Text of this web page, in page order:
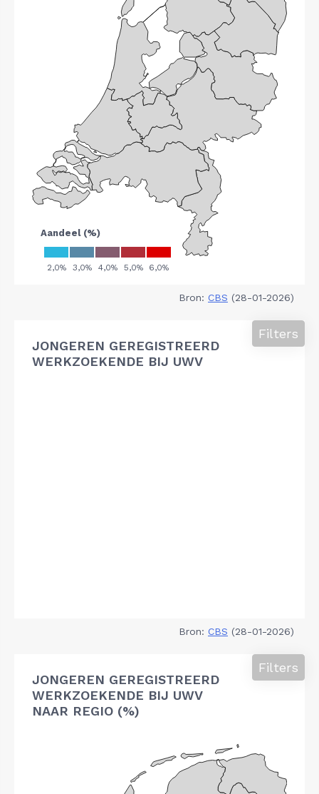
Bron: CBS (28-01-2026)
JONGEREN GEREGISTREERD
WERKZOEKENDE BIJ UWV
Filters
Bron: CBS (28-01-2026)
JONGEREN GEREGISTREERD
WERKZOEKENDE BIJ UWV
NAAR REGIO (%)
Filters